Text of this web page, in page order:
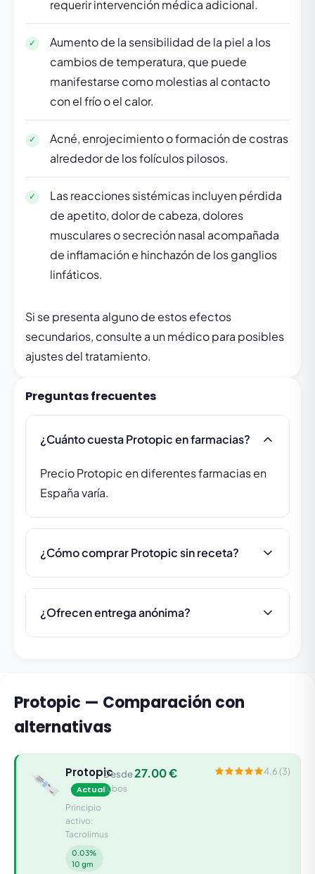
requerir intervención médica adicional.
Aumento de la sensibilidad de la piel a los
cambios de temperatura, que puede
manifestarse como molestias al contacto
con el frío o el calor.
Acné, enrojecimiento o formación de costras
alrededor de los folículos pilosos.
Las reacciones sistémicas incluyen pérdida
de apetito, dolor de cabeza, dolores
musculares o secreción nasal acompañada
de inflamación e hinchazón de los ganglios
linfáticos.
Si se presenta alguno de estos efectos
secundarios, consulte a un médico para posibles
ajustes del tratamiento.
Preguntas frecuentes
¿Cuánto cuesta Protopic en farmacias?
Precio Protopic en diferentes farmacias en
España varía.
¿Cómo comprar Protopic sin receta?
¿Ofrecen entrega anónima?
Protopic — Comparación con
alternativas
Protopic
Actual
Principio
activo:
Tacrolimus
0.03%
10 gm
Desde27.00 €
tubos
4.6 (3)